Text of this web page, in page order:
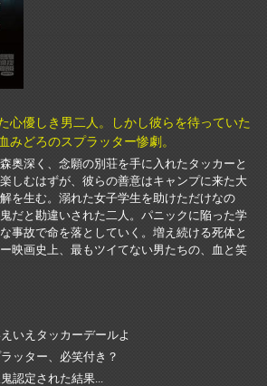
心優しき男二人。しかし彼らを待っていた
みどろのスプラッター惨劇。
奥深く、念願の別荘を手に入れたタッカーと
しむはずが、彼らの善意はキャンプに来た大
を生む。溺れた女子学生を助けただけなの
だと勘違いされた二人。パニックに陥った学
事故で命を落としていく。増え続ける死体と
映画史上、最もツイてない男たちの、血と笑
いえタッカーデールよ
ッター、必笑付き？
認定された結果...